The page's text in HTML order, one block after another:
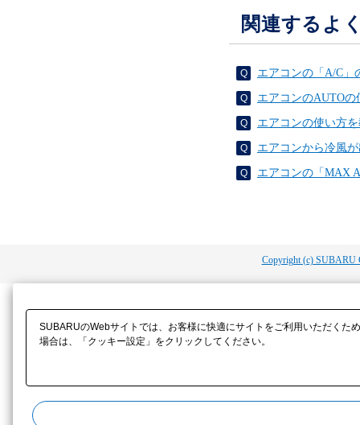
関連するよ
エアコンの「A/C」
エアコンのAUTO
エアコンの使い方
エアコンから冷風
エアコンの「MAX
Copyright (c) SUBARU
SUBARUのWebサイトでは、お客様に快適にサイトをご利用いただく
場合は、「クッキー設定」をクリックしてください。​